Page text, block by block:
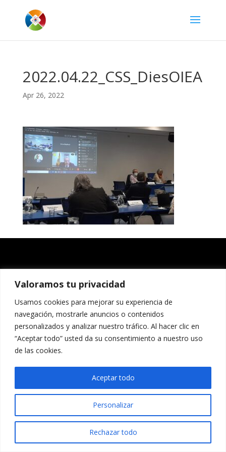
Valoramos tu privacidad
Usamos cookies para mejorar su experiencia de
navegación, mostrarle anuncios o contenidos
personalizados y analizar nuestro tráfico. Al hacer clic en
“Aceptar todo” usted da su consentimiento a nuestro uso
de las cookies.
Personalizar
Rechazar todo
Aceptar todo
2022.04.22_CSS_DiesOIEA
Apr 26, 2022